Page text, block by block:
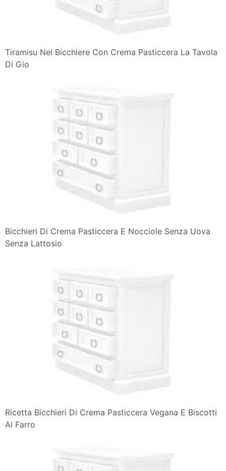
Tiramisu Nel Bicchiere Con Crema Pasticcera La Tavola
Di Gio
Bicchieri Di Crema Pasticcera E Nocciole Senza Uova
Senza Lattosio
Ricetta Bicchieri Di Crema Pasticcera Vegana E Biscotti
Al Farro